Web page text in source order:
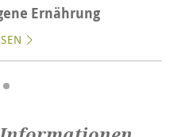
Ernährung